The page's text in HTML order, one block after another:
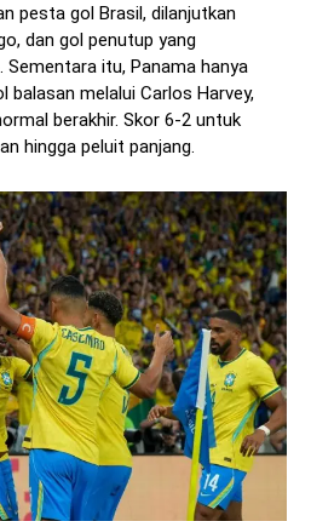
pesta gol Brasil, dilanjutkan
dan gol penutup yang
Sementara itu, Panama hanya
melalui Carlos Harvey,
berakhir. Skor 6-2 untuk
hingga peluit panjang.